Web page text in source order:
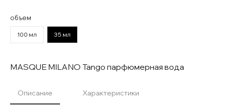
объем
100 мл 35 мл
MASQUE MILANO Tango парфюмерная вода
Описание Характеристики